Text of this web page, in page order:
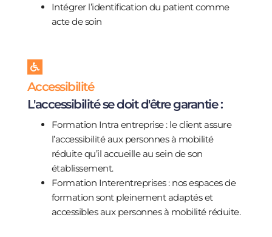
Intégrer l’identification du patient comme
acte de soin
Accessibilité
L'accessibilité se doit d'être garantie :
Formation Intra entreprise : le client assure
l’accessibilité aux personnes à mobilité
réduite qu’il accueille au sein de son
établissement.
Formation Interentreprises : nos espaces de
formation sont pleinement adaptés et
accessibles aux personnes à mobilité réduite.